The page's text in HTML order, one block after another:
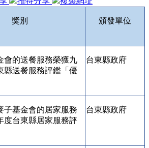
獎別 頒發單位
會的送餐服務榮獲九
縣送餐服務評鑑「優
台東縣政府
子基金會的居家服務
度台東縣居家服務評
台東縣政府